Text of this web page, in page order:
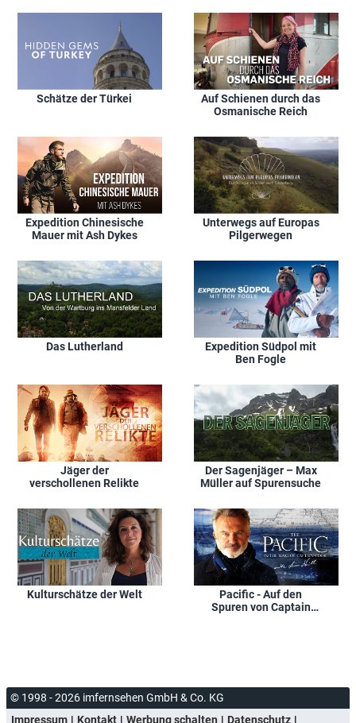
Schätze der Türkei
Auf Schienen durch das
Osmanische Reich
Expedition Chinesische
Mauer mit Ash Dykes
Unterwegs auf Europas
Pilgerwegen
Das Lutherland
Expedition Südpol mit
Ben Fogle
Jäger der
verschollenen Relikte
Der Sagenjäger – Max
Müller auf Spurensuche
Kulturschätze der Welt
Pacific - Auf den
Spuren von Captain
© 1998 - 2026 imfernsehen GmbH & Co. KG
Impressum
Kontakt Werbung schalten
Datenschutz